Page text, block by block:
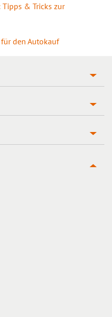
& Tricks zur
den Autokauf